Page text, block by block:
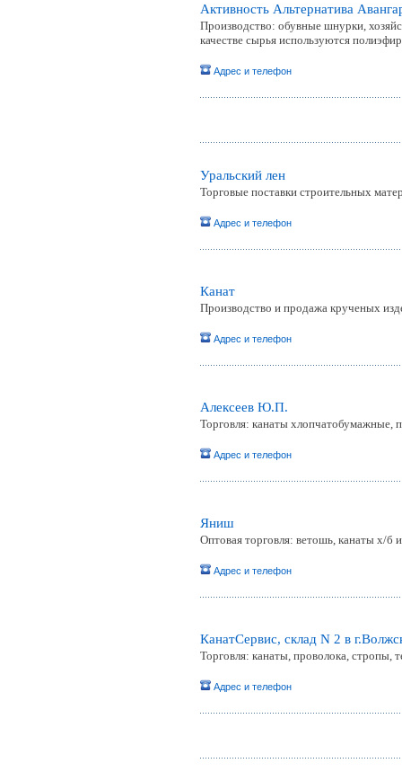
Активность Альтернатива
Производство: обувные шнурки,
качестве сырья используются
Адрес и телефон
Уральский лен
Торговые поставки строительных
Адрес и телефон
Канат
Производство и продажа крученых
Адрес и телефон
Алексеев Ю.П.
Торговля: канаты хлопчатобумажные,
Адрес и телефон
Яниш
Оптовая торговля: ветошь, канаты х/б
Адрес и телефон
КанатСервис, склад N 2 в
Торговля: канаты, проволока, стропы,
Адрес и телефон